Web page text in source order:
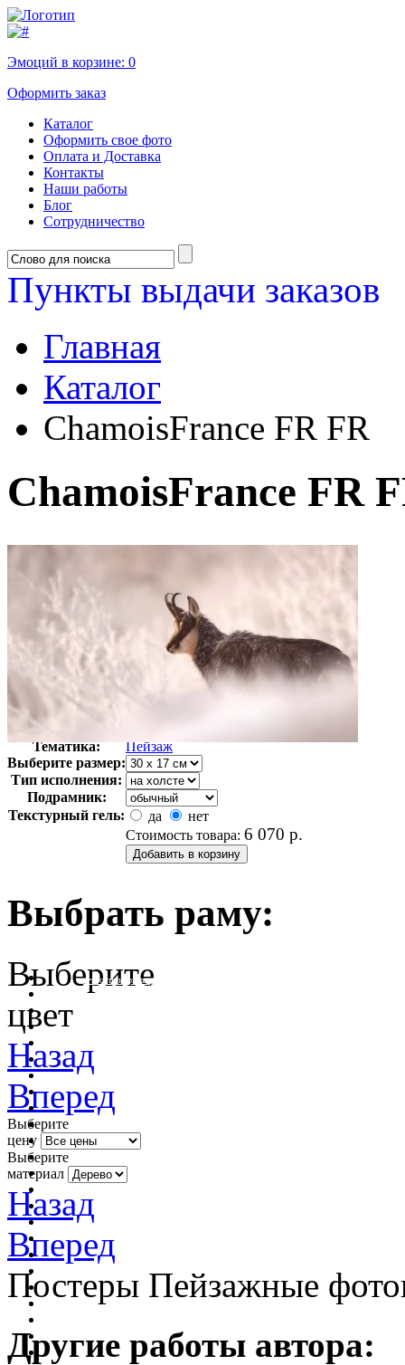
Эмоций в корзине: 0
Оформить заказ
Каталог
Оформить свое фото
Оплата и Доставка
Контакты
Наши работы
Блог
Сотрудничество
Пункты выдачи заказов
Главная
Каталог
ChamoisFrance FR FR
ChamoisFrance FR
Автор:
Тематика:
Пейзаж
Выберите размер:
Тип исполнения:
Подрамник:
Текстурный гель:
да
нет
Стоимость товара: 6 070 р.
Выбрать раму:
очистить фильтр цвета
Выберите
цвет
Назад
Вперед
Выберите
цену
Выберите
материал
Назад
Вперед
Постеры Пейзажные
Другие работы автора: